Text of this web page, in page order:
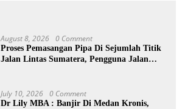
August 8, 2026 0 Comment
Proses Pemasangan Pipa Di Sejumlah Titik
Jalan Lintas Sumatera, Pengguna Jalan
July 10, 2026 0 Comment
Dr Lily MBA : Banjir Di Medan Kronis,